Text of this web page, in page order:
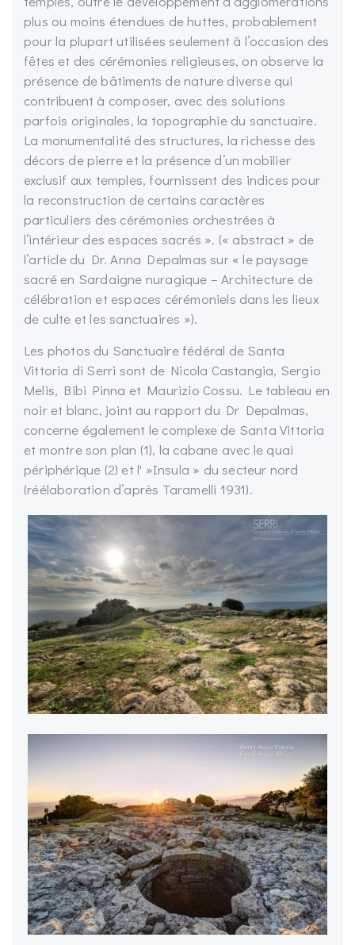
plus ou moins étendues de huttes, probablement
pour la plupart utilisées seulement à l’occasion des
fêtes et des cérémonies religieuses, on observe la
présence de bâtiments de nature diverse qui
contribuent à composer, avec des solutions
parfois originales, la topographie du sanctuaire.
La monumentalité des structures, la richesse des
décors de pierre et la présence d’un mobilier
exclusif aux temples, fournissent des indices pour
la reconstruction de certains caractères
particuliers des cérémonies orchestrées à
l’intérieur des espaces sacrés ». (« abstract » de
l’article du Dr. Anna Depalmas sur « le paysage
sacré en Sardaigne nuragique – Architecture de
célébration et espaces cérémoniels dans les lieux
de culte et les sanctuaires »).
Les photos du Sanctuaire fédéral de Santa
Vittoria di Serri sont de Nicola Castangia, Sergio
Melis, Bibi Pinna et Maurizio Cossu. Le tableau en
noir et blanc, joint au rapport du Dr Depalmas,
concerne également le complexe de Santa Vittoria
et montre son plan (1), la cabane avec le quai
périphérique (2) et l' »Insula » du secteur nord
(réélaboration d’après Taramelli 1931).